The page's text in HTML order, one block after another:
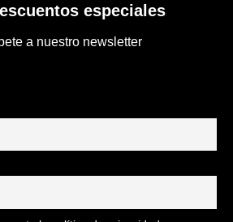
especiales
a nuestro newsletter